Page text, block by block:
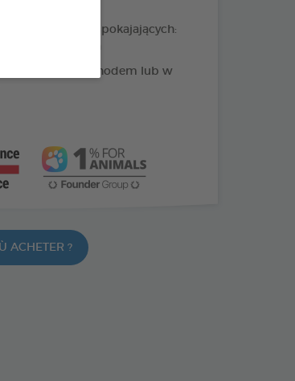
uspokajających:
+ kocimiętka
podróży samochodem lub w
ACHETER ?